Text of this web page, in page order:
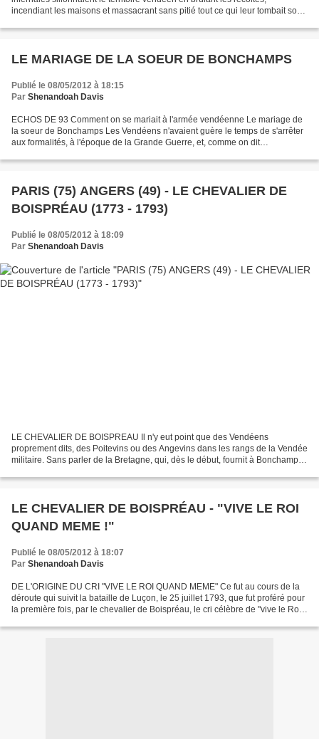
incendiant les maisons et massacrant sans pitié tout ce qui leur tombait sous
LE MARIAGE DE LA SOEUR DE BONCHAMPS
Publié le 08/05/2012 à 18:15
Par Shenandoah Davis
ECHOS DE 93 Comment on se mariait à l'armée vendéenne Le mariage de
la soeur de Bonchamps Les Vendéens n'avaient guère le temps de s'arrêter
aux formalités, à l'époque de la Grande Guerre, et, comme on dit
PARIS (75) ANGERS (49) - LE CHEVALIER DE
BOISPRÉAU (1773 - 1793)
Publié le 08/05/2012 à 18:09
Par Shenandoah Davis
LE CHEVALIER DE BOISPREAU Il n'y eut point que des Vendéens
proprement dits, des Poitevins ou des Angevins dans les rangs de la Vendée
militaire. Sans parler de la Bretagne, qui, dès le début, fournit à Bonchamps
LE CHEVALIER DE BOISPRÉAU - "VIVE LE ROI
QUAND MEME !"
Publié le 08/05/2012 à 18:07
Par Shenandoah Davis
DE L'ORIGINE DU CRI "VIVE LE ROI QUAND MEME" Ce fut au cours de la
déroute qui suivit la bataille de Luçon, le 25 juillet 1793, que fut proféré pour
la première fois, par le chevalier de Boispréau, le cri célèbre de "vive le Roi